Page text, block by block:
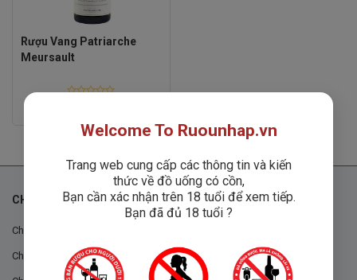
Rượu Vang Patriarche
Meursault
CHÍNH SÁCH
Chính sách chung
Chính sách đổi trả
Welcome To Ruounhap.vn
Trang web cung cấp các thông tin và kiến
thức về đồ uống có cồn,
Bạn cần xác nhận trên 18 tuổi để xem tiếp.
Bạn đã đủ 18 tuổi ?